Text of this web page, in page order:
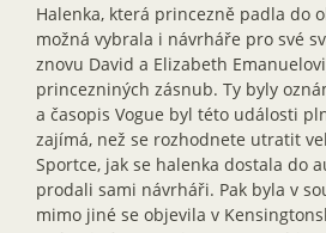
Halenka, která princezně padla do
možná vybrala i návrháře pro své
znovu David a Elizabeth
princezniných zásnub. Ty byly
a časopis Vogue byl této události
zajímá, než se rozhodnete utratit
Sportce, jak se halenka dostala do
prodali sami návrháři. Pak byla v
mimo jiné se objevila v